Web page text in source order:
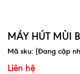
MÁY HÚT MÙI
Mã sku: (Đang cập
Liên hệ